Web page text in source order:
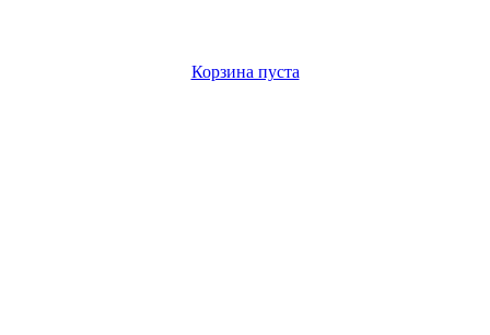
Корзина пуста